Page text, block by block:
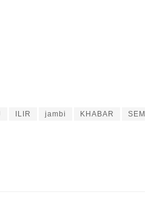
ILIR jambi KHABAR